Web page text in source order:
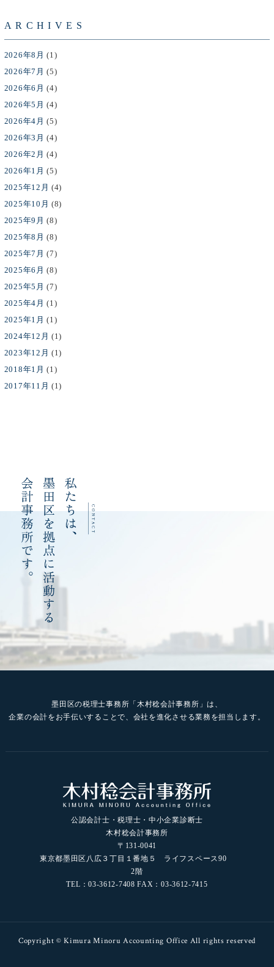
ARCHIVES
2026年8月 (1)
2026年7月 (5)
2026年6月 (4)
2026年5月 (4)
2026年4月 (5)
2026年3月 (4)
2026年2月 (4)
2026年1月 (5)
2025年12月 (4)
2025年10月 (8)
2025年9月 (8)
2025年8月 (8)
2025年7月 (7)
2025年6月 (8)
2025年5月 (7)
2025年4月 (1)
2025年1月 (1)
2024年12月 (1)
2023年12月 (1)
2018年1月 (1)
2017年11月 (1)
墨田区の税理士事務所「木村稔会計事務所」は、
企業の会計をお手伝いすることで、会社を進化させる業務を担当します。
公認会計士・税理士・中小企業診断士
木村稔会計事務所
〒131-0041
東京都墨田区八広３丁目１番地５ ライフスペース90
2階
TEL：03-3612-7408 FAX：03-3612-7415
Copyright © Kimura Minoru Accounting Office All rights reserved